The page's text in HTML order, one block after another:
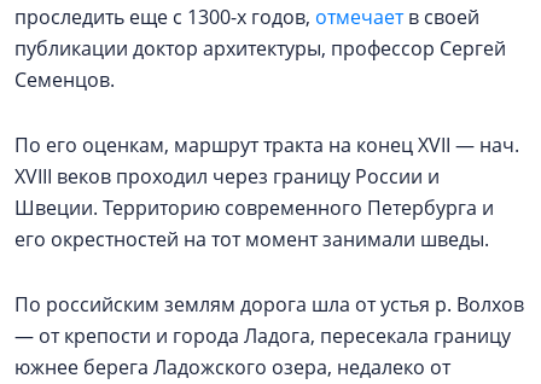
проследить еще с 1300-х годов, отмечаетв своей
публикации доктор архитектуры, профессор Сергей
Семенцов.
По его оценкам, маршрут тракта на конец XVII — нач.
XVIII веков проходил через границу России и
Швеции. Территорию современного Петербурга и
его окрестностей на тот момент занимали шведы.
По российским землям дорога шла от устья р. Волхов
— от крепости и города Ладога, пересекала границу
южнее берега Ладожского озера, недалеко от